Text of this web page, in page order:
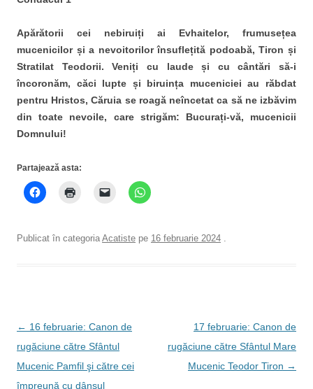
Apărătorii cei nebiruiți ai Evhaitelor, frumusețea
mucenicilor și a nevoitorilor însuflețită podoabă, Tiron și
Stratilat Teodorii. Veniți cu laude și cu cântări să-i
încoronăm, căci lupte și biruința muceniciei au răbdat
pentru Hristos, Căruia se roagă neîncetat ca să ne izbăvim
din toate nevoile, care strigăm: Bucurați-vă, mucenicii
Domnului!
Partajează asta:
Publicat în categoria Acatiste pe 16 februarie 2024
Navigare
în
articole
← 16 februarie: Canon de
rugăciune către Sfântul
Mucenic Pamfil şi către cei
împreună cu dânsul
17 februarie: Canon de
rugăciune către Sfântul Mare
Mucenic Teodor Tiron →